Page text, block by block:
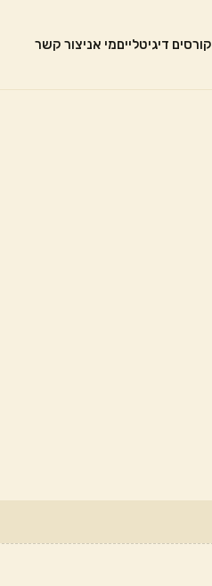
קורסים דיגיטלייםמי אניצור קשר